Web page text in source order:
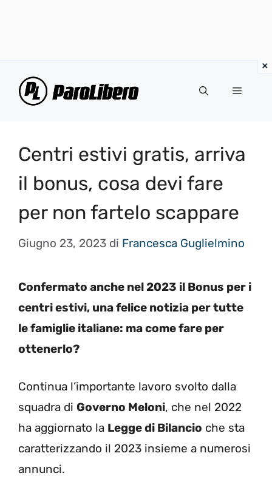
Menu
Centri estivi gratis, arriva
il bonus, cosa devi fare
per non fartelo scappare
Giugno 23, 2023 di Francesca Guglielmino
Confermato anche nel 2023 il Bonus per i
centri estivi, una felice notizia per tutte
le famiglie italiane: ma come fare per
ottenerlo?
Continua l’importante lavoro svolto dalla
squadra di Governo Meloni, che nel 2022
ha aggiornato la Legge di Bilancio che sta
caratterizzando il 2023 insieme a numerosi
annunci.